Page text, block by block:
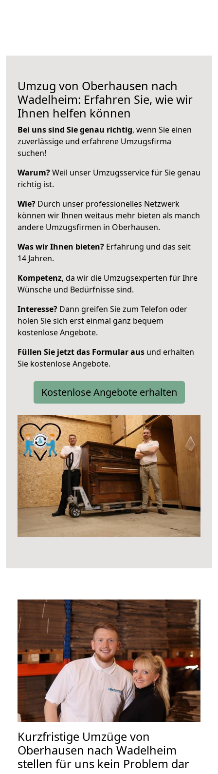
Umzug von Oberhausen nach
Wadelheim: Erfahren Sie, wie wir
Ihnen helfen können
Bei uns sind Sie genau richtig, wenn Sie einen
zuverlässige und erfahrene Umzugsfirma
suchen!
Warum?Weil unser Umzugsservice für Sie genau
richtig ist.
Wie? Durch unser professionelles Netzwerk
können wir Ihnen weitaus mehr bieten als manch
andere Umzugsfirmen in Oberhausen.
Was wir Ihnen bieten? Erfahrung und das seit
14 Jahren.
Kompetenz, da wir die Umzugsexperten für Ihre
Wünsche und Bedürfnisse sind.
Interesse? Dann greifen Sie zum Telefon oder
holen Sie sich erst einmal ganz bequem
kostenlose Angebote.
Füllen Sie jetzt das Formular aus und erhalten
Sie kostenlose Angebote.
Kostenlose Angebote erhalten
Kurzfristige Umzüge von
Oberhausen nach Wadelheim
stellen für uns kein Problem dar